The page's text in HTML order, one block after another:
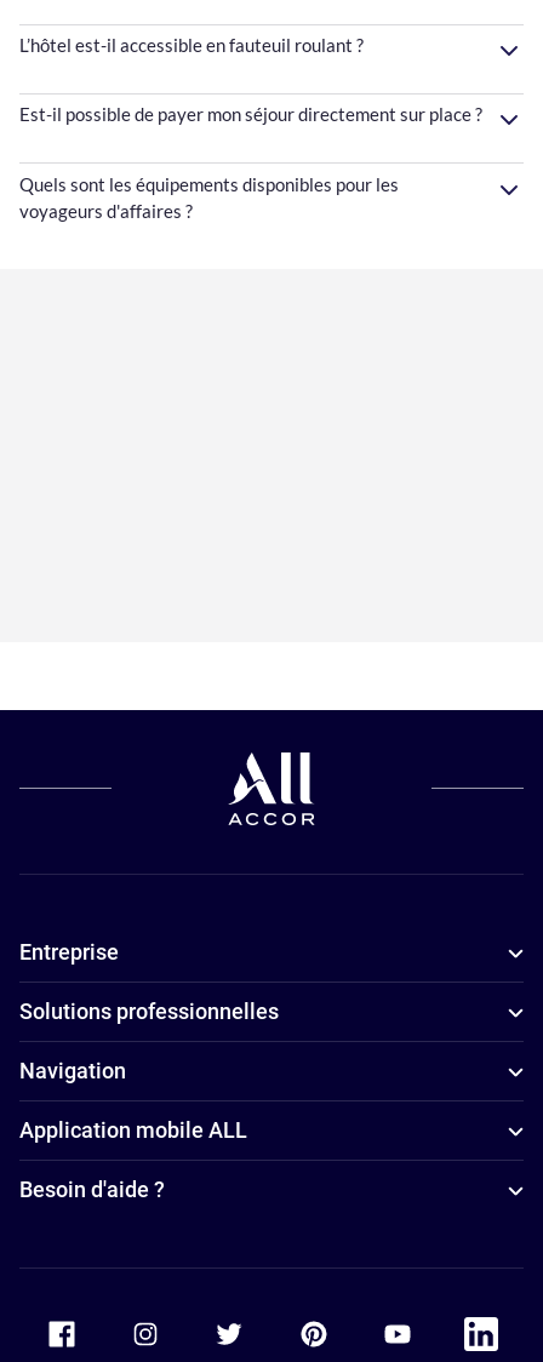
L’hôtel est-il accessible en fauteuil roulant ?
Est-il possible de payer mon séjour directement sur place ?
Quels sont les équipements disponibles pour les
voyageurs d'affaires ?
Entreprise
Solutions professionnelles
Navigation
Application mobile ALL
Besoin d'aide ?
Accor Facebook Accor TwitterAccor PinterestAccor Youtube
Accor